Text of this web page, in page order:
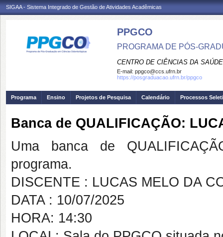
SIGAA - Sistema Integrado de Gestão de Atividades Acadêmicas
PPGCO
PROGRAMA DE PÓS-
CENTRO DE CIÊNCIAS DA SAÚDE
E-mail: ppgco@ccs.ufrn.br
https://posgraduacao.ufrn.br/ppgco
Programa Ensino Projetos de Pesquisa Calendário Processos
Banca de QUALIFICAÇÃO:
Uma banca de
programa.
DISCENTE : LUCAS MELO DA
DATA : 10/07/2025
HORA: 14:30